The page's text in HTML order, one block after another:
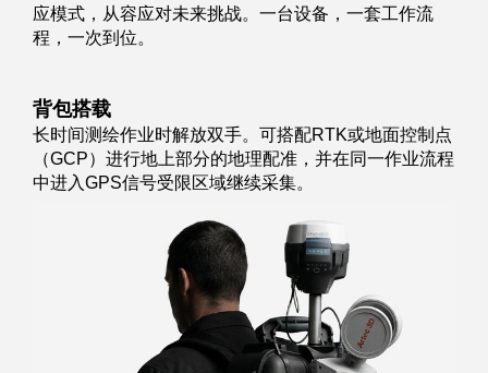
应模式，从容应对未来挑战。一台设备，一套工作流
程，一次到位。
背包搭载
长时间测绘作业时解放双手。可搭配RTK或地面控制点
（GCP）进行地上部分的地理配准，并在同一作业流程
中进入GPS信号受限区域继续采集。